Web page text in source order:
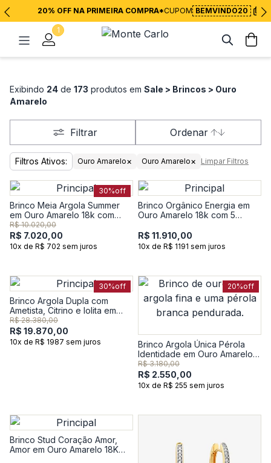
20% OFF NA PRIMEIRA COMPRA*CUPOM BEMVINDO20
1
Exibindo 24 de 173 produtos em Sale > Brincos > Ouro
Amarelo
Filtrar Ordenar
Filtros Ativos: Ouro Amarelo× Ouro Amarelo× Limpar Filtros
30%off
Brinco Meia Argola Summer
em Ouro Amarelo 18k com
Topázio Incolor
R$ 10.020,00
R$ 7.020,00
10x de R$ 702 sem juros
Brinco Orgânico Energia em
Ouro Amarelo 18k com 5
R$ 11.910,00
10x de R$ 1191 sem juros
30%off
Brinco Argola Dupla com
Ametista, Citrino e Iolita em
Ouro Amarelo 18k
R$ 28.380,00
R$ 19.870,00
10x de R$ 1987 sem juros
20%off
Brinco Argola Única Pérola
Identidade em Ouro Amarelo
18k
R$ 3.180,00
R$ 2.550,00
10x de R$ 255 sem juros
Brinco Stud Coração Amor,
Amor em Ouro Amarelo 18K